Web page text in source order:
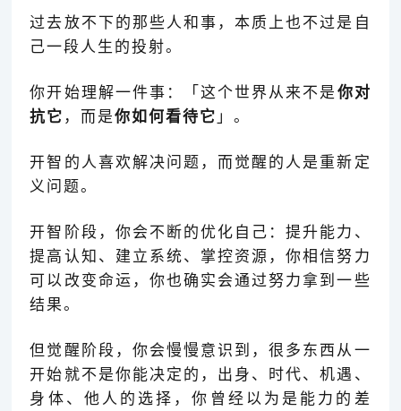
过去放不下的那些人和事，本质上也不过是自
己一段人生的投射。
你开始理解一件事：「这个世界从来不是你对
抗它 ，而是你如何看待它 」。
开智的人喜欢解决问题，而觉醒的人是重新定
义问题。
开智阶段，你会不断的优化自己：提升能力、
提高认知、建立系统、掌控资源，你相信努力
可以改变命运，你也确实会通过努力拿到一些
结果。
但觉醒阶段，你会慢慢意识到，很多东西从一
开始就不是你能决定的，出身、时代、机遇、
身体、他人的选择，你曾经以为是能力的差